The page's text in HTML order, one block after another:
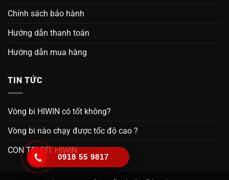
Chính sách bảo hành
Hướng dẫn thanh toán
Hướng dẫn mua hàng
TIN TỨC
Vòng bi HIWIN có tốt không?
Vòng bi nào chạy được tốc độ cao ?
CON TRƯỢT HIWIN
0918 55 9817